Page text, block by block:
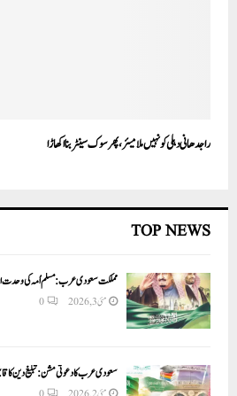
راجدھانی دہلی کو نہیں ملا میئر، پھر سوک سینٹر بنا اکھاڑا
TOP NEWS
مملکت سعودی عرب: مسلم اُمہ کی وحدت اور
مئی 3, 2026 0
سعودی عرب کا دعوتی مشن: تبلیغ دین کا